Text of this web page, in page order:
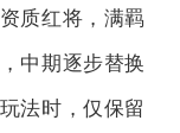
质红将，满羁
中期逐步替换
法时，仅保留